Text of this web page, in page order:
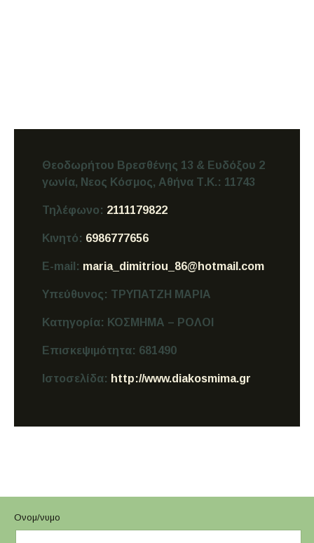
Θεοδωρήτου Βρεσθένης 13 & Ευδόξου 2
γωνία, Νεος Κόσμος, Αθήνα Τ.Κ.: 11743
Τηλέφωνο: 2111179822
Κινητό: 6986777656
E-mail: maria_dimitriou_86@hotmail.com
Υπεύθυνος: ΤΡΥΠΑΤΖΗ ΜΑΡΙΑ
Κατηγορία: ΚΟΣΜΗΜΑ – ΡΟΛΟΙ
Επισκεψιμότητα: 681490
Ιστοσελίδα: http://www.diakosmima.gr
Ονομ/νυμο